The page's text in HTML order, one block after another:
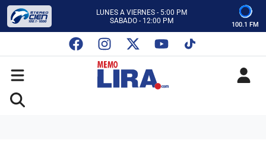
LUNES A VIERNES - 5:00 PM
SABADO - 12:00 PM
CON MEMO LIRA Y SU EQUIPO
LUNES A VIERNES - 5:00 PM
SABADO - 12:00 PM
100.1 FM